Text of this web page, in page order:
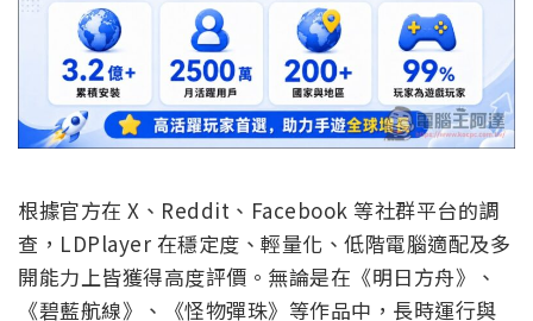
根據官方在 X、Reddit、Facebook 等社群平台的調
查，LDPlayer 在穩定度、輕量化、低階電腦適配及多
開能力上皆獲得高度評價。無論是在《明日方舟》、
《碧藍航線》、《怪物彈珠》等作品中，長時運行與